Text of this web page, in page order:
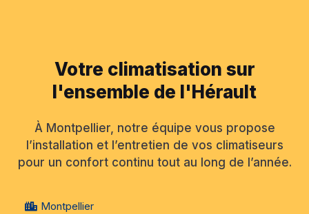
Votre climatisation sur
l'ensemble de l'Hérault
À Montpellier, notre équipe vous propose
l’installation et l’entretien de vos climatiseurs
pour un confort continu tout au long de l’année.
Montpellier